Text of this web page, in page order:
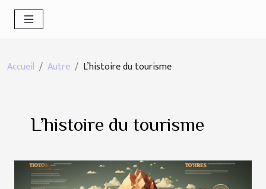
Accueil Autre L’histoire du tourisme
L’histoire du tourisme